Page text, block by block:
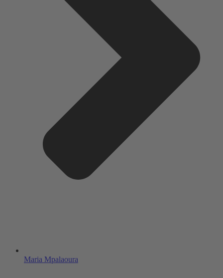
Maria Mpalaoura